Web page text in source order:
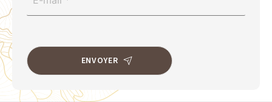
ENVOYER